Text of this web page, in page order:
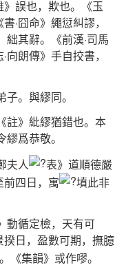
誤也，欺也。《玉
·囧命》繩愆糾謬，
絀其辭。《前漢·司馬
朗傳》手自挍書，
。與繆同。
註》紕繆猶錯也。本
爲恭敬。
夫人
表》道順德嚴
四日，寓
墳此非
動循定檢，天有可
日，盈數可期，撫臆
。《集韻》或作嘐。